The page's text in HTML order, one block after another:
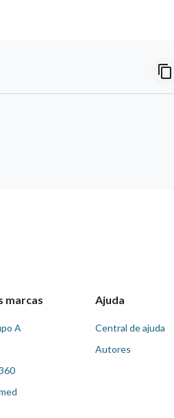
marcas
A
Ajuda
Central de ajuda
Autores